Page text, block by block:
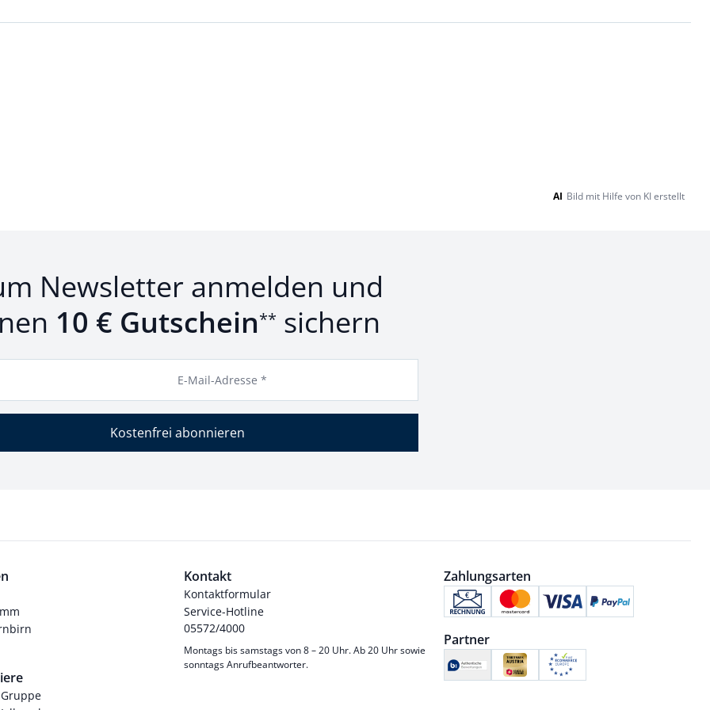
AI Bild mit Hilfe von KI erstellt
Newsletter anmelden und
10 € Gutschein** sichern
E-Mail-Adresse *
Kostenfrei abonnieren
Kontakt
Kontaktformular
Service-Hotline
05572/4000
Montags bis samstags von 8 – 20 Uhr. Ab 20 Uhr sowie
sonntags Anrufbeantworter.
Zahlungsarten
Partner